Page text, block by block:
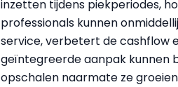
inzetten tijdens piekperiodes,
professionals kunnen
service, verbetert de cashflow
geïntegreerde aanpak kunnen
opschalen naarmate ze